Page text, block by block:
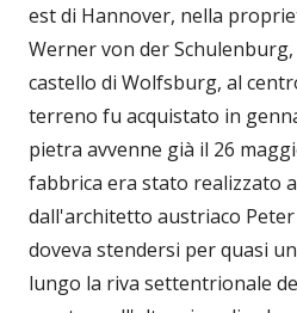
est di Hannover, nella
Werner von der
castello di Wolfsburg, al
terreno fu acquistato in
pietra avvenne già il 26
fabbrica era stato realizzato
dall'architetto austriaco
doveva stendersi per quasi
lungo la riva settentrionale